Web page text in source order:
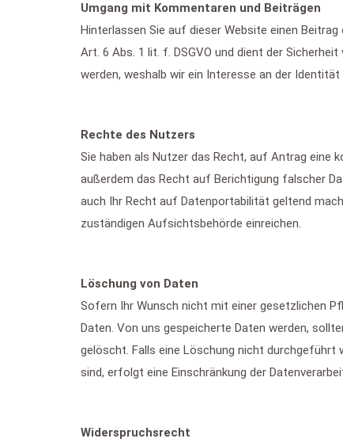
Umgang mit Kommentaren und Beiträgen
Hinterlassen Sie auf dieser Website einen
Art. 6 Abs. 1 lit. f. DSGVO und dient der
werden, weshalb wir ein Interesse an der
Rechte des Nutzers
Sie haben als Nutzer das Recht, auf Antrag eine
außerdem das Recht auf Berichtigung falscher
auch Ihr Recht auf Datenportabilität geltend
zuständigen Aufsichtsbehörde einreichen.
Löschung von Daten
Sofern Ihr Wunsch nicht mit einer gesetzlichen
Daten. Von uns gespeicherte Daten werden,
gelöscht. Falls eine Löschung nicht durchgeführt
sind, erfolgt eine Einschränkung der
Widerspruchsrecht